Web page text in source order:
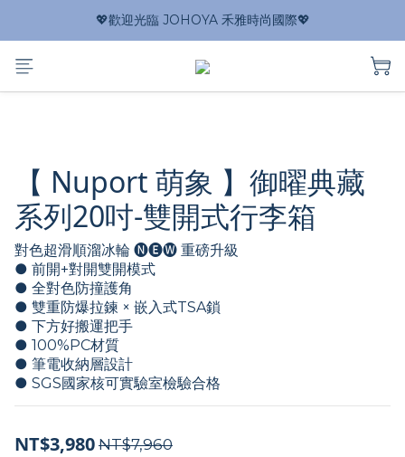
💖歡迎光臨 JOHOYA 禾雅時尚國際💖
【 Nuport 萌象 】御曜典藏
系列20吋-雙開式行李箱
對色超滑順溜冰輪 🅝🅔🅦 重磅升級
● 前開+對開雙開模式
● 全對色防撞護角
● 雙重防爆拉鍊 × 嵌入式TSA鎖
● 下方好搬運把手
● 100%PC材質
● 筆電收納層設計
● SGS國家核可實驗室檢驗合格
NT$3,980 NT$7,960